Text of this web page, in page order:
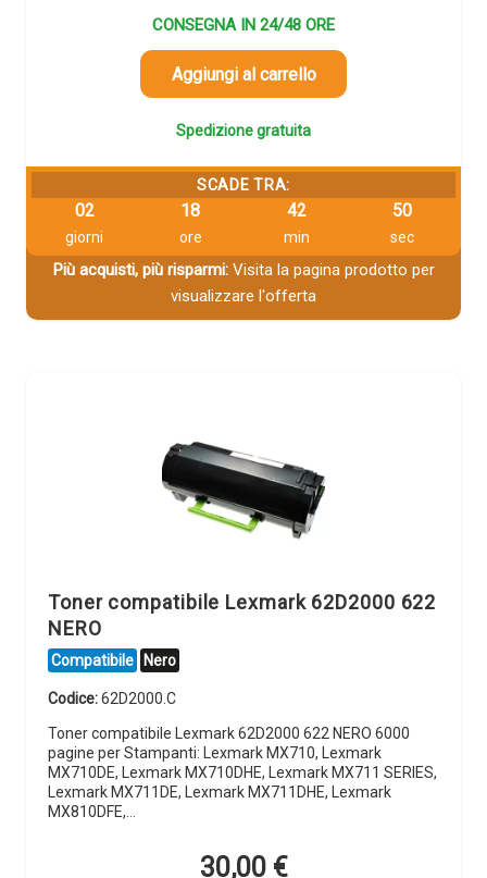
CONSEGNA IN 24/48 ORE
Aggiungi al carrello
Spedizione gratuita
SCADE TRA:
02
giorni
18
ore
42
min
49
sec
Più acquisti, più risparmi:Visita la pagina prodotto per
visualizzare l'offerta
Toner compatibile Lexmark 62D2000 622
NERO
Compatibile Nero
Codice:62D2000.C
Toner compatibile Lexmark 62D2000 622 NERO 6000
pagine per Stampanti: Lexmark MX710, Lexmark
MX710DE, Lexmark MX710DHE, Lexmark MX711 SERIES,
Lexmark MX711DE, Lexmark MX711DHE, Lexmark
MX810DFE,…
30,00 €